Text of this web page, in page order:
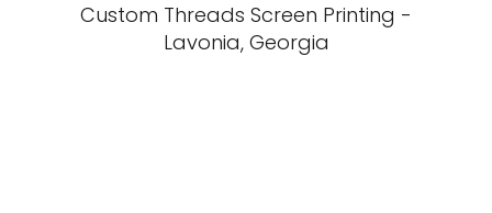
Custom Threads Screen Printing -
Lavonia, Georgia